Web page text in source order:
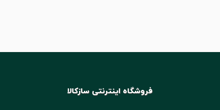
فروشگاه اینترنتی سازکالا